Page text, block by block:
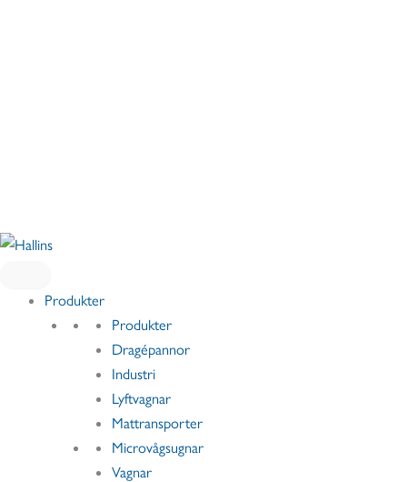
Hoppa
Produkter
Produkter
Dragépannor
Industri
Lyftvagnar
Mattransporter
Microvågsugnar
Vagnar